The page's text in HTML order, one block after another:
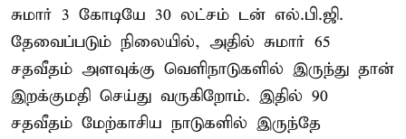
சுமார் 3 கோடியே 30 லட்சம் டன் எல்.பி.ஜி.
தேவைப்படும் நிலையில், அதில் சுமார் 65
சதவீதம் அளவுக்கு வெளிநாடுகளில் இருந்து தான்
இறக்குமதி செய்து வருகிறோம். இதில் 90
சதவீதம் மேற்காசிய நாடுகளில் இருந்தே